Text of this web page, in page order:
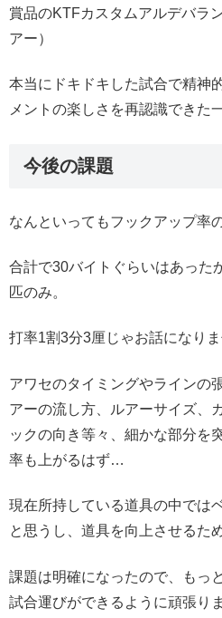
賞品のKTFカスタムアルデバラ
アー）
本当にドキドキした試合で精神
メントの楽しさを再認識できた
今後の課題
なんといってもフックアップ率
合計で30バイトぐらいはあった
匹のみ。
打率1割3分3厘じゃお話になりま
アワセのタイミングやラインの
アーの流し方、ルアーサイズ、
ックの向き等々、細かな部分を
率も上がるはず…
現在所持している道具の中では
と思うし、道具を向上させるた
課題は明確になったので、もっ
試合運びができるように頑張り